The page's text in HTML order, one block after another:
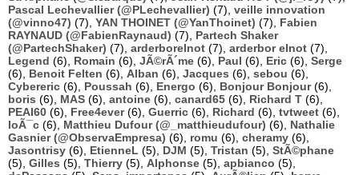
Pascal Lechevallier (@PLechevallier) (7), veille innovation
(@vinno47) (7), YAN THOINET (@YanThoinet) (7), Fabien
RAYNAUD (@FabienRaynaud) (7), Partech Shaker
(@PartechShaker) (7), arderborelnot (7), arderbor elnot (7),
Legend (6), Romain (6), JÃ©rÃ´me (6), Paul (6), Eric (6), Serge
(6), Benoit Felten (6), Alban (6), Jacques (6), sebou (6),
Cybereric (6), Poussah (6), Energo (6), Bonjour Bonjour(6),
boris (6), MAS (6), antoine (6), canard65 (6), Richard T (6),
PEAI60 (6), Free4ever(6), Guerric (6), Richard (6), tvtweet (6),
loÃ¯c (6), Matthieu Dufour (@_matthieudufour) (6), Nathalie
Gasnier (@ObservaEmpresa) (6), romu (6), cheramy (6),
Jasontrisy (6), EtienneL (5), DJM (5), Tristan (5), StÃ©phane
(5), Gilles (5), Thierry (5), Alphonse (5), apbianco (5),